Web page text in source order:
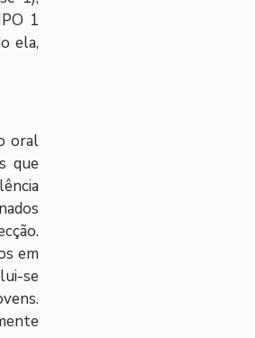
1
ela,
oral
que
em
se